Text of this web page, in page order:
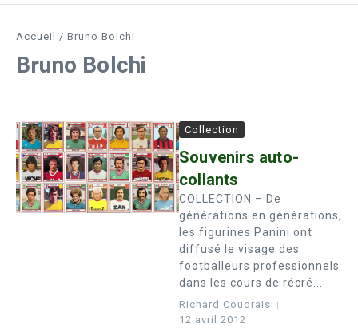
Accueil / Bruno Bolchi
Bruno Bolchi
Collection
Souvenirs auto-
collants
COLLECTION – De
générations en générations,
les figurines Panini ont
diffusé le visage des
footballeurs professionnels
dans les cours de récré....
Richard Coudrais
12 avril 2012